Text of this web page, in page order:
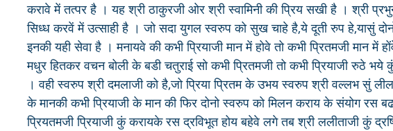
करावे में तत्पर है । यह श्री ठाकुरजी ओर श्री स्वामिनी की प्रिय सखी है । श्री
सिध्ध करवें में उत्साही है । जो सदा युगल स्वरुप को सुख चाहे है,ये दूती रुप हे,यासुं
इनकी यही सेवा है । मनायवे की कभी प्रियाजी मान में होवे तो कभी प्रितमजी मान में
मधुर हितकर वचन बोली के बडी चतुराई सो कभी प्रितमजी तो कभी प्रियाजी रुठे
। वही स्वरुप श्री दमलाजी को है,जो प्रिया प्रितम के उभय स्वरुप श्री वल्लभ सुं
के मानकी कभी प्रियाजी के मान की फिर दोनो स्वरुप को मिलन कराय के संयोग रस
प्रियतमजी प्रियाजी कुं करायके रस द्रविभूत होय बहेवे लगे तब श्री ललीताजी कुं